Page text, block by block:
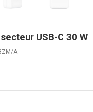
USB-C 30 W
A